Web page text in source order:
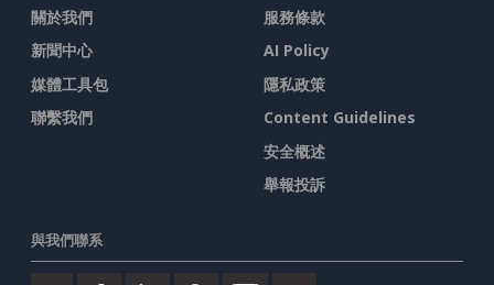
關於我們
新聞中心
媒體工具包
聯繫我們
服務條款
AI Policy
隱私政策
Content Guidelines
安全概述
舉報投訴
與我們聯系